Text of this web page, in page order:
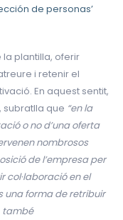
de personas’
plantilla, oferir
i retenir el
En aquest sentit,
, subratlla que “en la
o no d’una oferta
nombrosos
de l’empresa per
col·laboració en el
una forma de retribuir
també